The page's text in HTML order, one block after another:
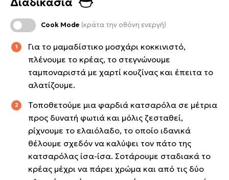
Cook Mode (κράτα την οθόνη ενεργή)
Για το μαμαδίστικο μοσχάρι κοκκινιστό,
πλένουμε το κρέας, το στεγνώνουμε
ταμποναριστά με χαρτί κουζίνας και έπειτα το
αλατίζουμε.
Τοποθετούμε μια φαρδιά κατσαρόλα σε μέτρια
προς δυνατή φωτιά και μόλις ζεσταθεί,
ρίχνουμε το ελαιόλαδο, το οποίο ιδανικά
θέλουμε σχεδόν να καλύψει τον πάτο της
κατσαρόλας ίσα-ίσα. Σοτάρουμε σταδιακά το
κρέας μέχρι να πάρει χρώμα και από τις δύο